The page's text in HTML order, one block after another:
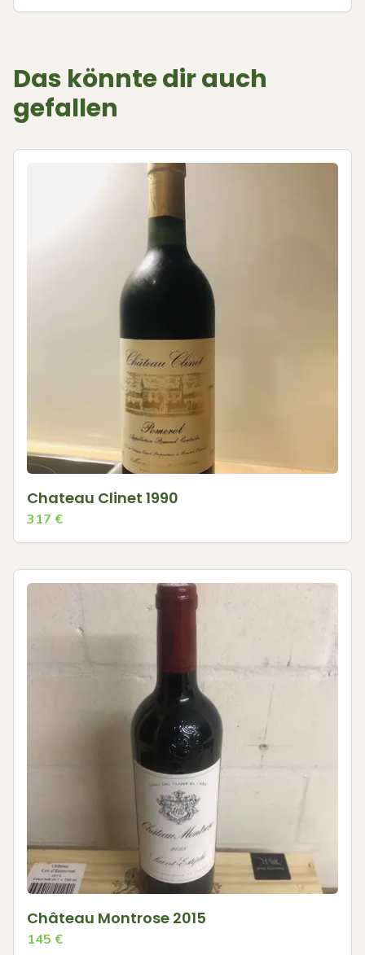
Das könnte dir auch
gefallen
Chateau Clinet 1990
317 €
Château Montrose 2015
145 €